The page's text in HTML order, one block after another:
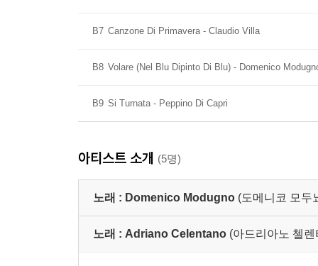
B7 Canzone Di Primavera - Claudio Villa
B8 Volare (Nel Blu Dipinto Di Blu) - Domenico
B9 Si Turnata - Peppino Di Capri
아티스트 소개 (5명)
노래 : Domenico Modugno (도메니코 모두
노래 : Adriano Celentano (아드리아노 첼렌